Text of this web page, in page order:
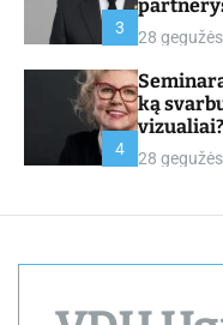
3 28
4
ką
28